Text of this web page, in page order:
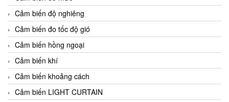
Cảm biến độ nghiêng
Cảm biến đo tốc độ gió
Cảm biến hồng ngoại
Cảm biến khí
Cảm biến khoảng cách
Cảm biến LIGHT CURTAIN